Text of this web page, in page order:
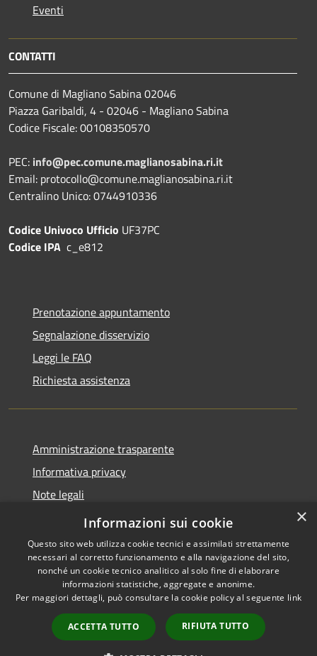
Eventi
CONTATTI
Comune di Magliano Sabina 02046
Piazza Garibaldi, 4 - 02046 - Magliano Sabina
Codice Fiscale: 00108350570
PEC: info@pec.comune.maglianosabina.ri.it
Email: protocollo@comune.maglianosabina.ri.it
Centralino Unico: 0744910336
Codice Univoco Ufficio UF37PC
Codice IPA c_e812
Prenotazione appuntamento
Segnalazione disservizio
Leggi le FAQ
Richiesta assistenza
Amministrazione trasparente
Informativa privacy
Note legali
Dichiarazione di accessibilità
Accessibilità
Copyright © 2026 • Comune di
Magliano Sabina • Powered by
Municipium•
Accesso
redazione
×
Informazioni sui cookie
Questo sito web utilizza cookie tecnici e assimilati strettamente
necessari al corretto funzionamento e alla navigazione del sito,
nonché un cookie tecnico analitico al solo fine di elaborare
informazioni statistiche, aggregate e anonime.
Per maggiori dettagli, può consultare la cookie policy al seguente link
ACCETTA TUTTO RIFIUTA TUTTO